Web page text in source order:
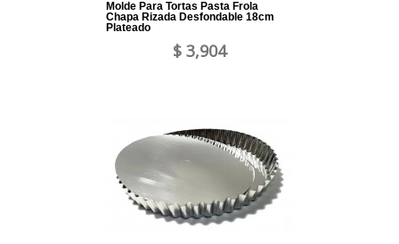
Molde Para Tortas Pasta Frola
Chapa Rizada Desfondable 18cm
Plateado
$ 3,904